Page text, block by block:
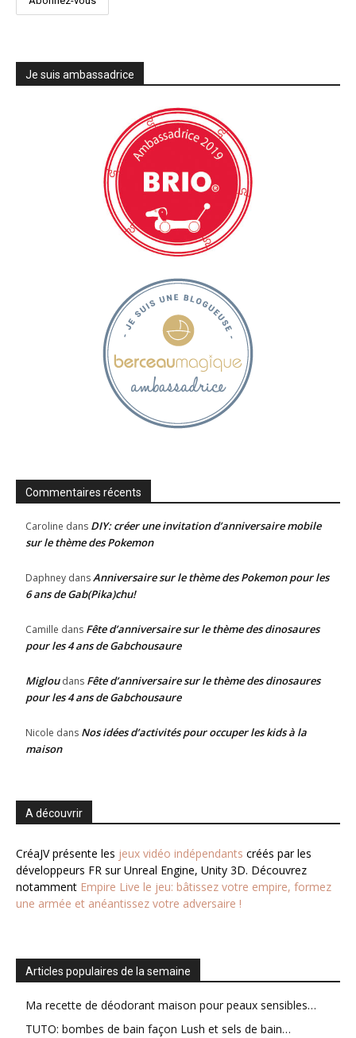
Je suis ambassadrice
Commentaires récents
Caroline dans DIY: créer une invitation d’anniversaire mobile
sur le thème des Pokemon
Daphney dansAnniversaire sur le thème des Pokemon pour les
6 ans de Gab(Pika)chu!
Camille dans Fête d’anniversaire sur le thème des dinosaures
pour les 4 ans de Gabchousaure
Migloudans Fête d’anniversaire sur le thème des dinosaures
pour les 4 ans de Gabchousaure
Nicole dans Nos idées d’activités pour occuper les kids à la
maison
A découvrir
CréaJV présente les jeux vidéo indépendants créés par les
développeurs FR sur Unreal Engine, Unity 3D. Découvrez
notamment Empire Live le jeu: bâtissez votre empire, formez
une armée et anéantissez votre adversaire !
Articles populaires de la semaine
Ma recette de déodorant maison pour peaux sensibles…
TUTO: bombes de bain façon Lush et sels de bain…